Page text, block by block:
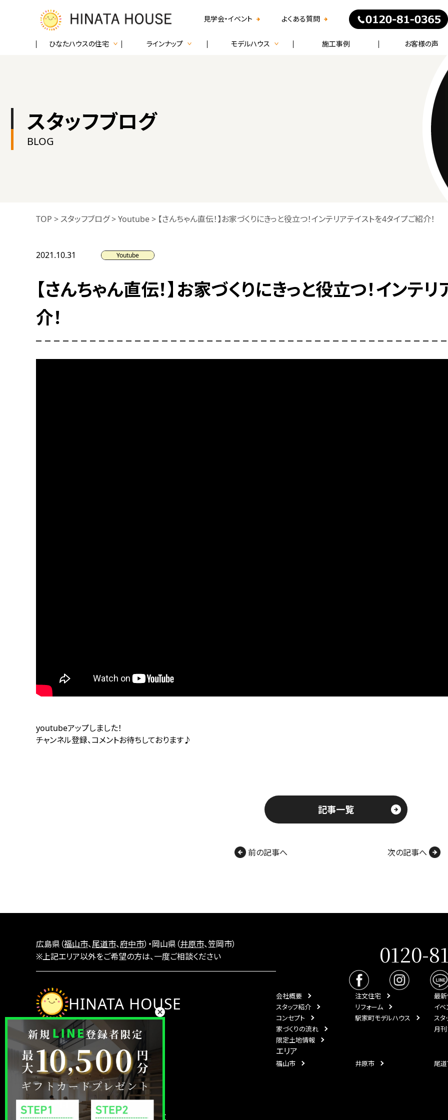
見学会・イベント よくある質問
ひなたハウスの住宅 ラインナップ モデルハウス 施工事例 お客様の声
スタッフブログ
BLOG
TOP > スタッフブログ>Youtube> 【さんちゃん直伝！】お家づくりにきっと役立つ！インテリアテイストを4タイプご紹介！
2021.10.31 Youtube
【さんちゃん直伝！】お家づくりにきっと役立つ！インテ
介！
youtubeアップしました！
チャンネル登録、コメントお待ちしております♪
記事一覧
前の記事へ 次の記事へ
広島県（福山市、尾道市、府中市）・岡山県（井原市、笠岡市）
※上記エリア以外をご希望の方は、一度ご相談ください
HINATA HOUSE
株式会社 岡本工務店
〒720-0002
広島県福山市御幸町下岩成273-1
TEL.0120-81-0365
営業時間
9:30〜18:00
定休日
水曜日・年末年始/GW/お盆
0120-
会社概要
スタッフ紹介
コンセプト
家づくりの流れ
限定土地情報
注文住宅
リフォーム
駅家町モデルハウス
最
イベ
スタ
月
エリア
福山市 井原市 尾